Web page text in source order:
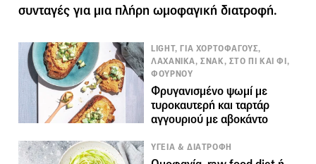
συνταγές για μια πλήρη ωμοφαγική διατροφή.
LIGHT, ΓΙΑ ΧΟΡΤΟΦΑΓΟΥΣ,
ΛΑΧΑΝΙΚΑ, ΣΝΑΚ, ΣΤΟ ΠΙ ΚΑΙ ΦΙ,
ΦΟΥΡΝΟΥ
Φρυγανισμένο ψωμί με
τυροκαυτερή και ταρτάρ
αγγουριού με αβοκάντο
ΥΓΕΙΑ & ΔΙΑΤΡΟΦΗ